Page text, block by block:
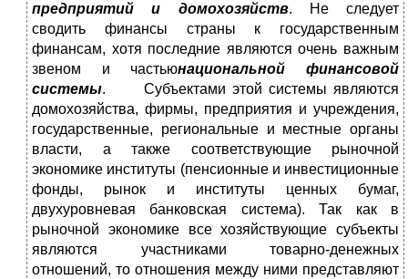
предприятий и домохозяйств. Не следует
сводить финансы страны к государственным
финансам, хотя последние являются очень важным
звеном и частьюнациональной финансовой
системы. Субъектами этой системы являются
домохозяйства, фирмы, предприятия и учреждения,
государственные, региональные и местные органы
власти, а также соответствующие рыночной
экономике институты (пенсионные и инвестиционные
фонды, рынок и институты ценных бумаг,
двухуровневая банковская система). Так как в
рыночной экономике все хозяйствующие субъекты
являются участниками товарно-денежных
отношений, то отношения между ними представляют